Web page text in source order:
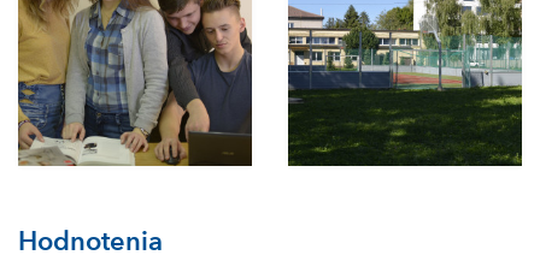
Hodnotenia